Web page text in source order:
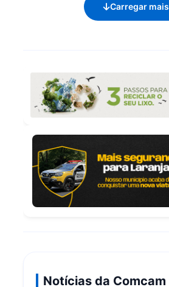
Carregar mais
Notícias da Comcam